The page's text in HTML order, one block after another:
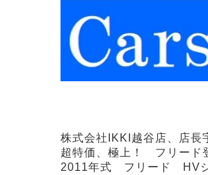
株式会社IKKI越谷店、店長
超特価、極上！ フリード
2011年式 フリード HV